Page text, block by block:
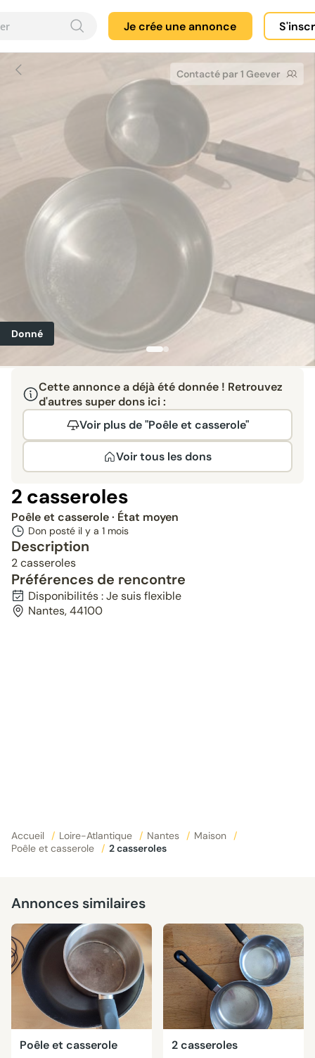
Je crée une annonce
Contacté par 1 Geever
Donné
Cette annonce a déjà été donnée ! Retrouvez
d'autres super dons ici :
Voir plus de "Poêle et casserole"
Voir tous les dons
2 casseroles
Poêle et casserole· État moyen
Don posté il y a 1 mois
Description
2 casseroles
Préférences de rencontre
Disponibilités : Je suis flexible
Nantes, 44100
Accueil / Loire-Atlantique / Nantes / Maison
/
Poêle et casserole
/ 2 casseroles
Annonces similaires
Poêle et casserole 2 casseroles